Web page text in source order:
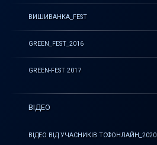
ВИШИВАНКА_FEST
GREEN_FEST_2016
GREEN-FEST 2017
ВІДЕО
ВІДЕО ВІД УЧАСНИКІВ ТСФОНЛАЙН_2020